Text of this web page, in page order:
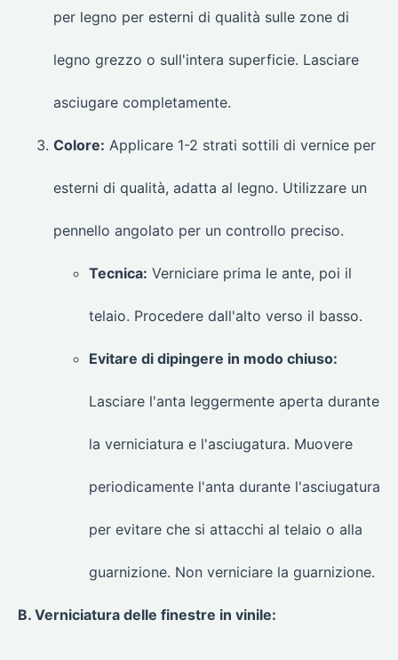
per legno per esterni di qualità sulle zone di
legno grezzo o sull'intera superficie. Lasciare
asciugare completamente.
Colore: Applicare 1-2 strati sottili di vernice per
esterni di qualità, adatta al legno. Utilizzare un
pennello angolato per un controllo preciso.
Tecnica: Verniciare prima le ante, poi il
telaio. Procedere dall'alto verso il basso.
Evitare di dipingere in modo chiuso:
Lasciare l'anta leggermente aperta durante
la verniciatura e l'asciugatura. Muovere
periodicamente l'anta durante l'asciugatura
per evitare che si attacchi al telaio o alla
guarnizione. Non verniciare la guarnizione.
B. Verniciatura delle finestre in vinile: